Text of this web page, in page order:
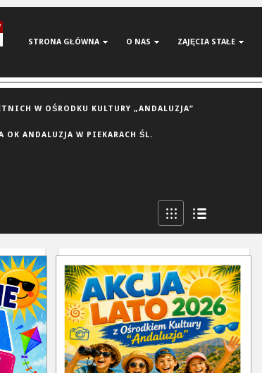
STRONA GŁÓWNA O NAS ZAJĘCIA STAŁE
W OŚRODKU KULTURY „ANDALUZJA”
ANDALUZJA W PIEKARACH ŚL.